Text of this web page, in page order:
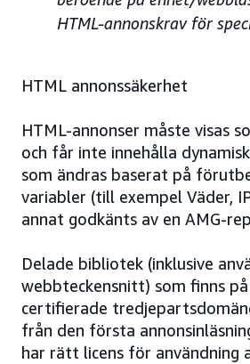
HTML-annonskrav för
HTML annonssäkerhet
HTML-annonser måste visas
och får inte innehålla
som ändras baserat på
variabler (till exempel Väder,
annat godkänts av en AMG-
Delade bibliotek (inklusive
webbteckensnitt) som finns
certifierade
från den första
har rätt licens för användning